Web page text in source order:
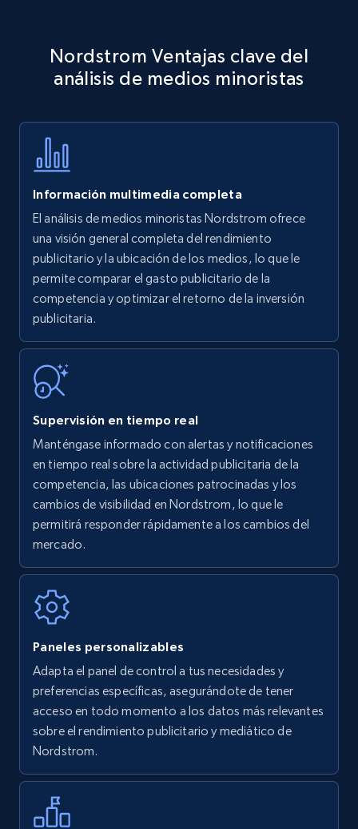
specific keywords
Title, Seller name, Brand, Description, Initial
Amazon products - find products by using
upc numbers
Title, Seller name, Brand, Description, Initial
price, Currency, Availability, Reviews count, and
more.
Amazon Reviews
URL, Product name, Product rating, Product
rating object, Product rating max, Rating,
Author name, Asin, and more.
7.4K+
Walmart - products
URL, Final price, Sku, Currency, Gtin,
Specifications, Image urls, Top reviews, and
more.
5.6K+ Comenzar ahora
Walmart - products - Find new products by
using specific category URL
Nordstrom Ventajas clave del
análisis de medios minoristas
Información multimedia completa
El análisis de medios minoristas Nordstrom ofrece
una visión general completa del rendimiento
publicitario y la ubicación de los medios, lo que le
permite comparar el gasto publicitario de la
competencia y optimizar el retorno de la inversión
publicitaria.
Supervisión en tiempo real
Manténgase informado con alertas y notificaciones
en tiempo real sobre la actividad publicitaria de la
competencia, las ubicaciones patrocinadas y los
cambios de visibilidad en Nordstrom, lo que le
permitirá responder rápidamente a los cambios del
mercado.
Paneles personalizables
Adapta el panel de control a tus necesidades y
preferencias específicas, asegurándote de tener
acceso en todo momento a los datos más relevantes
sobre el rendimiento publicitario y mediático de
Nordstrom.